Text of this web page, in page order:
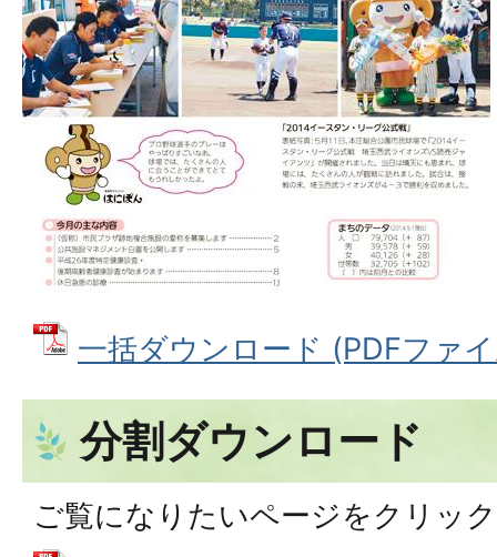
一括ダウンロード (PDFファ
分割ダウンロード
ご覧になりたいページをクリッ